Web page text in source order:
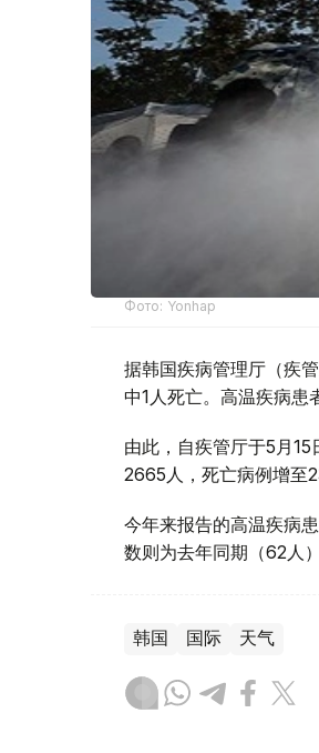
Фото: Yonhap
据韩国疾病管理厅（疾
中1人死亡。高温疾病患
由此，自疾管厅于5月
2665人，死亡病例增至
今年来报告的高温疾病
数则为去年同期（62人
韩国 国际 天气